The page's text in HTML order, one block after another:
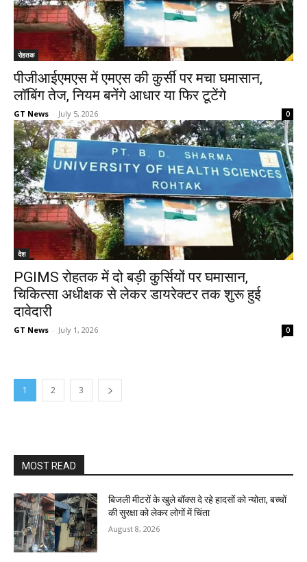
रोहतक
पीजीआईएमएस में एमएस की कुर्सी पर मचा घमासान,
लॉबिंग तेज, नियम बनेंगे आधार या फिर टूटेंगे
GT News - July 5, 2026 0
देश
PGIMS रोहतक में दो बड़ी कुर्सियों पर घमासान,
चिकित्सा अधीक्षक से लेकर डायरेक्टर तक शुरू हुई
दावेदारी
GT News - July 1, 2026 0
1 2 3
MOST READ
बिजली मीटरों के खुले बॉक्स दे रहे हादसों को न्योता, बच्चों
की सुरक्षा को लेकर लोगों में चिंता
August 8, 2026